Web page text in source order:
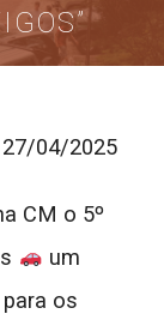
04/2025
CM o 5º
um
os